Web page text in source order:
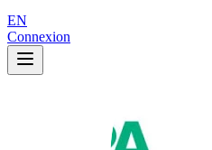
EN
Connexion